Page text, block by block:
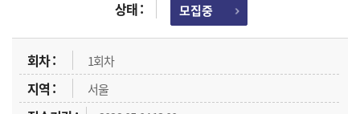
모집중
1회차
서울